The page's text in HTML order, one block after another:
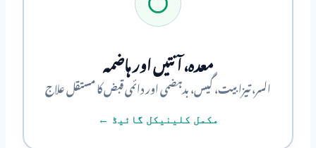
معدہ، آنتیں اور ہاضمہ
السر، تیزابیت، گیس، بدہضمی اور دائمی قبض کا مستقل علاج
مکمل کلینیکل گائیڈ ←